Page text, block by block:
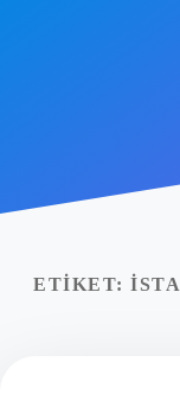
Yasal Uyarı
ETIKET: